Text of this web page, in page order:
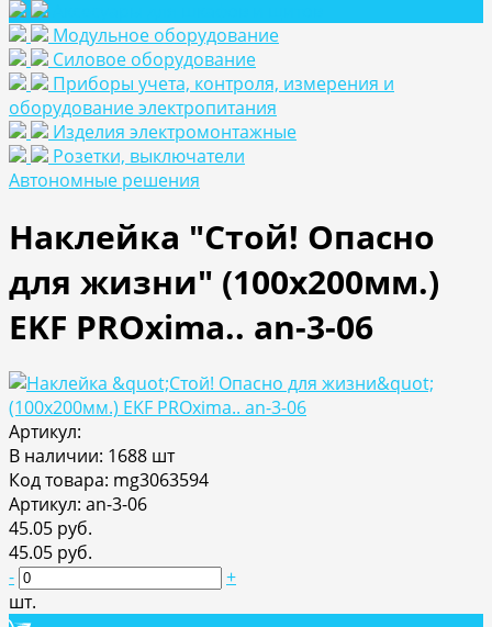
Модульное оборудование
Силовое оборудование
Приборы учета, контроля, измерения и
оборудование электропитания
Изделия электромонтажные
Розетки, выключатели
Автономные решения
Наклейка "Стой! Опасно
для жизни" (100х200мм.)
EKF PROxima.. an-3-06
Артикул:
В наличии: 1688 шт
Код товара: mg3063594
Артикул: an-3-06
45.05 руб.
45.05 руб.
-
+
шт.